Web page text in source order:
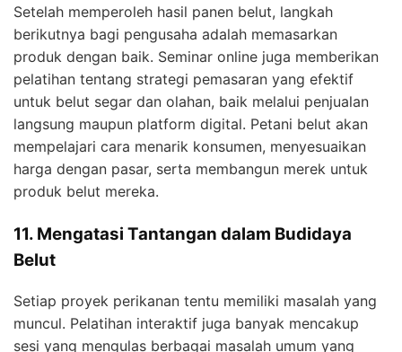
Setelah memperoleh hasil panen belut, langkah
berikutnya bagi pengusaha adalah memasarkan
produk dengan baik. Seminar online juga memberikan
pelatihan tentang strategi pemasaran yang efektif
untuk belut segar dan olahan, baik melalui penjualan
langsung maupun platform digital. Petani belut akan
mempelajari cara menarik konsumen, menyesuaikan
harga dengan pasar, serta membangun merek untuk
produk belut mereka.
11. Mengatasi Tantangan dalam Budidaya
Belut
Setiap proyek perikanan tentu memiliki masalah yang
muncul. Pelatihan interaktif juga banyak mencakup
sesi yang mengulas berbagai masalah umum yang